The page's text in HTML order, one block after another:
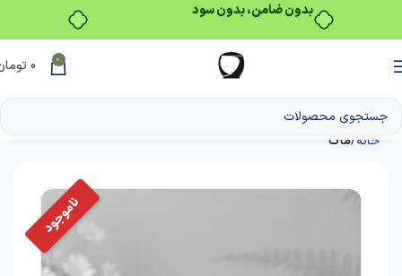
بدون ضامن، بدون سود
0
0
خانه ماگ